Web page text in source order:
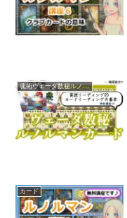
魂術ヴェーダ数秘ルノルマンカード
カード